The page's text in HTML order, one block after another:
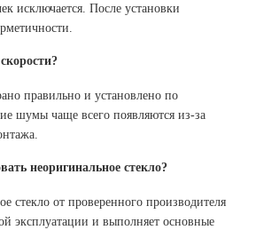
исключается. После установки
правильно и установлено по
шумы чаще всего появляются из-за
неоригинальное стекло?
стекло от проверенного производителя
эксплуатации и выполняет основные